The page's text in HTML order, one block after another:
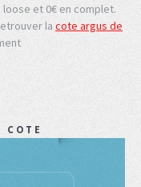
loose et 0€ en complet.
la cote argus de
COTE